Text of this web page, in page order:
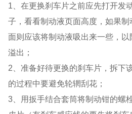
1、在更换刹车片之前应先打开发
子，看看制动液页面高度，如果
面则应该将制动液吸出来一些，
溢出；
2、准备好待更换的刹车片，拆下
的过程中要避免轮辋刮花；
3、用扳手结合套筒将制动钳的螺